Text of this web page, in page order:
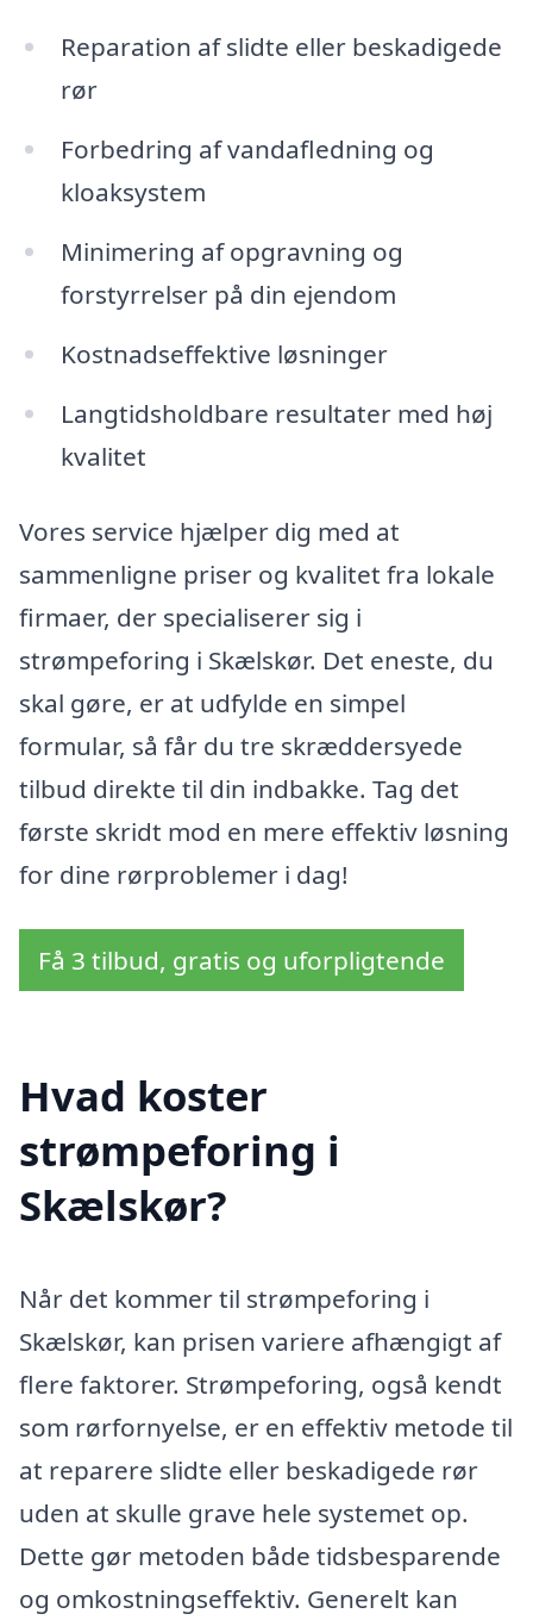
Reparation af slidte eller beskadigede
rør
Forbedring af vandafledning og
kloaksystem
Minimering af opgravning og
forstyrrelser på din ejendom
Kostnadseffektive løsninger
Langtidsholdbare resultater med høj
kvalitet
Vores service hjælper dig med at
sammenligne priser og kvalitet fra lokale
firmaer, der specialiserer sig i
strømpeforing i Skælskør. Det eneste, du
skal gøre, er at udfylde en simpel
formular, så får du tre skræddersyede
tilbud direkte til din indbakke. Tag det
første skridt mod en mere effektiv løsning
for dine rørproblemer i dag!
Få 3 tilbud, gratis og uforpligtende
Hvad koster
strømpeforing i
Skælskør?
Når det kommer til strømpeforing i
Skælskør, kan prisen variere afhængigt af
flere faktorer. Strømpeforing, også kendt
som rørfornyelse, er en effektiv metode til
at reparere slidte eller beskadigede rør
uden at skulle grave hele systemet op.
Dette gør metoden både tidsbesparende
og omkostningseffektiv. Generelt kan